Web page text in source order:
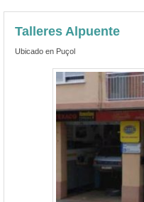
Talleres Alpuente
Ubicado en Puçol